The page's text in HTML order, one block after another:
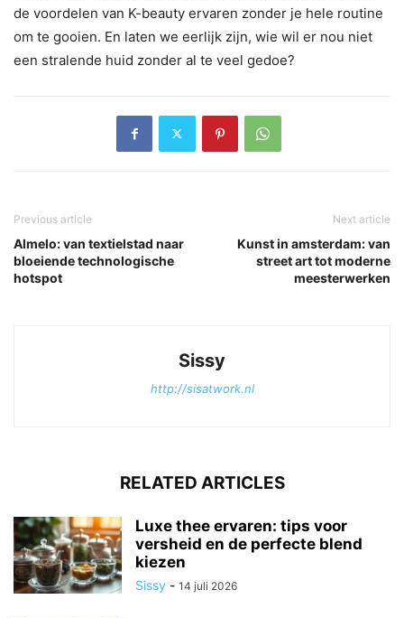
de voordelen van K-beauty ervaren zonder je hele routine
om te gooien. En laten we eerlijk zijn, wie wil er nou niet
een stralende huid zonder al te veel gedoe?
Previous article
Almelo: van textielstad naar
bloeiende technologische
hotspot
Next article
Kunst in amsterdam: van
street art tot moderne
meesterwerken
Sissy
http://sisatwork.nl
RELATED ARTICLES
Luxe thee ervaren: tips voor
versheid en de perfecte blend
kiezen
Sissy - 14 juli 2026